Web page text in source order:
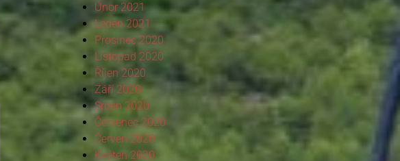
Únor 2021
Leden 2021
Prosinec 2020
Listopad 2020
Říjen 2020
Září 2020
Srpen 2020
Červenec 2020
Červen 2020
Květen 2020